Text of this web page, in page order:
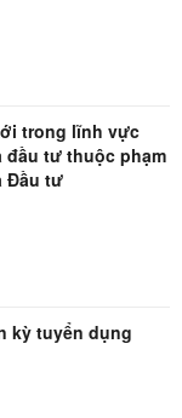
trong lĩnh vực
đầu tư thuộc phạm
Đầu tư
kỳ tuyển dụng